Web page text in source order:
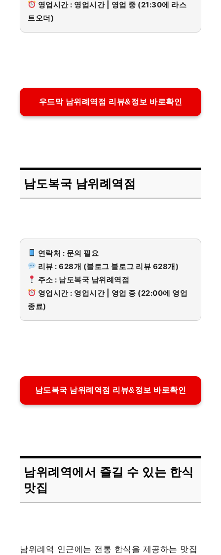
영업시간 : 영업시간 | 영업 중 (21:30에 라스
트오더)
우드막 남위례역점 리뷰&정보 바로확인
남도복국 남위례역점
연락처 : 문의 필요
리뷰 : 628개 (블로그 블로그 리뷰 628개)
주소 : 남도복국 남위례역점
영업시간 : 영업시간 | 영업 중 (22:00에 영업
종료)
남도복국 남위례역점 리뷰&정보 바로확인
남위례역에서 즐길 수 있는 한식
맛집
남위례역 인근에는 전통 한식을 제공하는 맛집